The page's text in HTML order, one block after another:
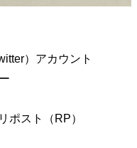
）アカウント
ポスト（RP）